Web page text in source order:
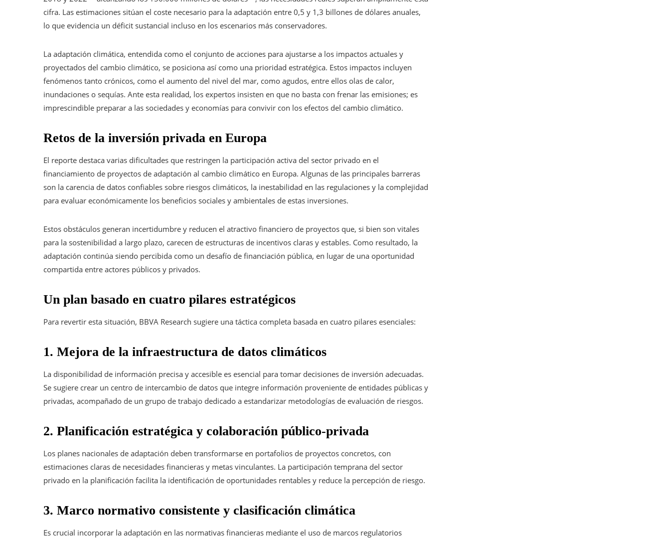
cifra. Las estimaciones sitúan el coste necesario para la adaptación entre 0,5 y 1,3 billones de dólares anuales,
lo que evidencia un déficit sustancial incluso en los escenarios más conservadores.
La adaptación climática, entendida como el conjunto de acciones para ajustarse a los impactos actuales y
proyectados del cambio climático, se posiciona así como una prioridad estratégica. Estos impactos incluyen
fenómenos tanto crónicos, como el aumento del nivel del mar, como agudos, entre ellos olas de calor,
inundaciones o sequías. Ante esta realidad, los expertos insisten en que no basta con frenar las emisiones; es
imprescindible preparar a las sociedades y economías para convivir con los efectos del cambio climático.
Retos de la inversión privada en Europa
El reporte destaca varias dificultades que restringen la participación activa del sector privado en el
financiamiento de proyectos de adaptación al cambio climático en Europa. Algunas de las principales barreras
son la carencia de datos confiables sobre riesgos climáticos, la inestabilidad en las regulaciones y la complejidad
para evaluar económicamente los beneficios sociales y ambientales de estas inversiones.
Estos obstáculos generan incertidumbre y reducen el atractivo financiero de proyectos que, si bien son vitales
para la sostenibilidad a largo plazo, carecen de estructuras de incentivos claras y estables. Como resultado, la
adaptación continúa siendo percibida como un desafío de financiación pública, en lugar de una oportunidad
compartida entre actores públicos y privados.
Un plan basado en cuatro pilares estratégicos
Para revertir esta situación, BBVA Research sugiere una táctica completa basada en cuatro pilares esenciales:
1. Mejora de la infraestructura de datos climáticos
La disponibilidad de información precisa y accesible es esencial para tomar decisiones de inversión adecuadas.
Se sugiere crear un centro de intercambio de datos que integre información proveniente de entidades públicas y
privadas, acompañado de un grupo de trabajo dedicado a estandarizar metodologías de evaluación de riesgos.
2. Planificación estratégica y colaboración público-privada
Los planes nacionales de adaptación deben transformarse en portafolios de proyectos concretos, con
estimaciones claras de necesidades financieras y metas vinculantes. La participación temprana del sector
privado en la planificación facilita la identificación de oportunidades rentables y reduce la percepción de riesgo.
3. Marco normativo consistente y clasificación climática
Es crucial incorporar la adaptación en las normativas financieras mediante el uso de marcos regulatorios